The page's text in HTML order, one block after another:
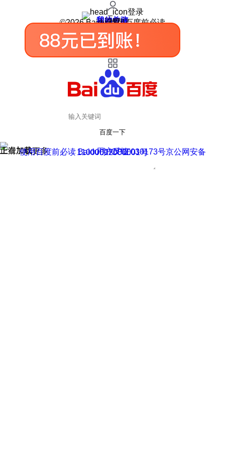
登录
我的关注
我的收藏
皮肤中心
用户反馈
设置
©2026 Baidu 使用百度前必读
百度一下
正在加载
上滑加载更多 用户反馈
使用百度前必读 Baidu 京ICP证030173号
京公网安备11000002000001号